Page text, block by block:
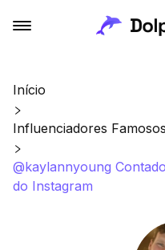
Início
Influenciadores Famosos
@kaylannyoung
do Instagram